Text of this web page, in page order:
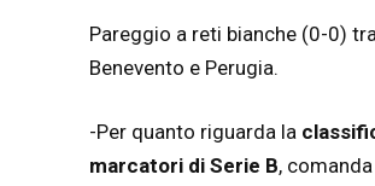
Pareggio a reti bianche (0-0) tra
Benevento e Perugia.
-Per quanto riguarda la
marcatori di Serie B,